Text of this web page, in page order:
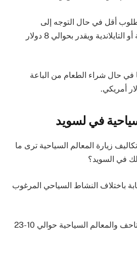
أقل في حال التوجه إلى
المطاعم الشرق أوسطية أو التايلاندية ويقدر بحوالي 8 دولار
في حال شراء الطعام من الباعة
في لسويد
زيارة المعالم السياحية ترى ما
في السويد؟
باختلاف النشاط السياحي المرغوب
إذ تكلف زيارة معظم المتاحف والمعالم السياحية حوالي 10-23